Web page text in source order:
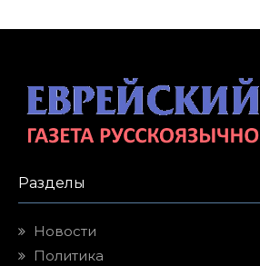
Разделы
Новости
Политика